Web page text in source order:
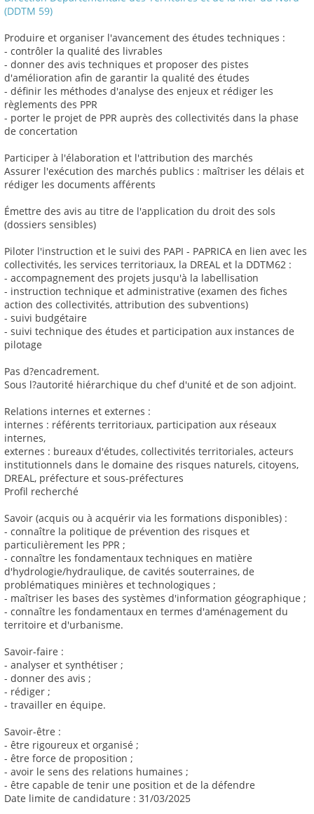
(DDTM 59)
Produire et organiser l'avancement des études techniques :
- contrôler la qualité des livrables
- donner des avis techniques et proposer des pistes
d'amélioration afin de garantir la qualité des études
- définir les méthodes d'analyse des enjeux et rédiger les
règlements des PPR
- porter le projet de PPR auprès des collectivités dans la phase
de concertation
Participer à l'élaboration et l'attribution des marchés
Assurer l'exécution des marchés publics : maîtriser les délais et
rédiger les documents afférents
Émettre des avis au titre de l'application du droit des sols
(dossiers sensibles)
Piloter l'instruction et le suivi des PAPI - PAPRICA en lien avec les
collectivités, les services territoriaux, la DREAL et la DDTM62 :
- accompagnement des projets jusqu'à la labellisation
- instruction technique et administrative (examen des fiches
action des collectivités, attribution des subventions)
- suivi budgétaire
- suivi technique des études et participation aux instances de
pilotage
Pas d?encadrement.
Sous l?autorité hiérarchique du chef d'unité et de son adjoint.
Relations internes et externes :
internes : référents territoriaux, participation aux réseaux
internes,
externes : bureaux d'études, collectivités territoriales, acteurs
institutionnels dans le domaine des risques naturels, citoyens,
DREAL, préfecture et sous-préfectures
Profil recherché
Savoir (acquis ou à acquérir via les formations disponibles) :
- connaître la politique de prévention des risques et
particulièrement les PPR ;
- connaître les fondamentaux techniques en matière
d'hydrologie/hydraulique, de cavités souterraines, de
problématiques minières et technologiques ;
- maîtriser les bases des systèmes d'information géographique ;
- connaître les fondamentaux en termes d'aménagement du
territoire et d'urbanisme.
Savoir-faire :
- analyser et synthétiser ;
- donner des avis ;
- rédiger ;
- travailler en équipe.
Savoir-être :
- être rigoureux et organisé ;
- être force de proposition ;
- avoir le sens des relations humaines ;
- être capable de tenir une position et de la défendre
Date limite de candidature : 31/03/2025